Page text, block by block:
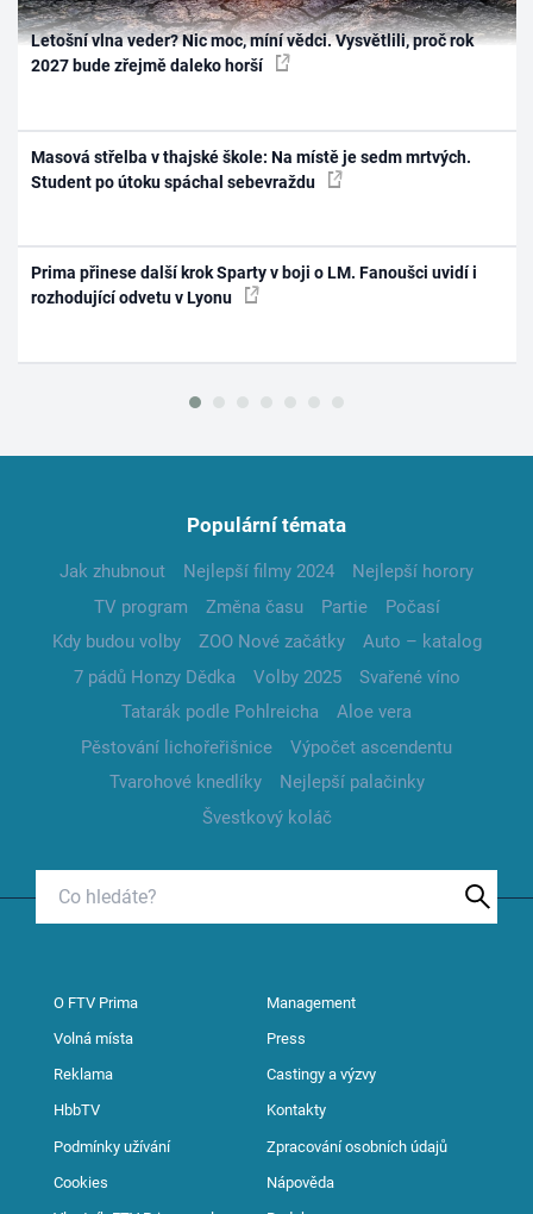
Letošní vlna veder? Nic moc, míní vědci. Vysvětlili, proč rok
2027 bude zřejmě daleko horší
Masová střelba v thajské škole: Na místě je sedm mrtvých.
Student po útoku spáchal sebevraždu
Prima přinese další krok Sparty v boji o LM. Fanoušci uvidí i
rozhodující odvetu v Lyonu
Populární témata
Jak zhubnout Nejlepší filmy 2024
Nejlepší horory
TV program
Změna času Partie
Počasí
Kdy budou volby
ZOO Nové začátky
Auto – katalog
7 pádů Honzy Dědka
Volby 2025
Svařené víno
Tatarák podle Pohlreicha
Aloe vera
Pěstování lichořeřišnice
Výpočet ascendentu
Tvarohové knedlíky
Nejlepší palačinky
Švestkový koláč
O FTV Prima Management
Volná místa Press
Reklama Castingy a výzvy
HbbTV Kontakty
Podmínky užívání Zpracování osobních údajů
Cookies Nápověda